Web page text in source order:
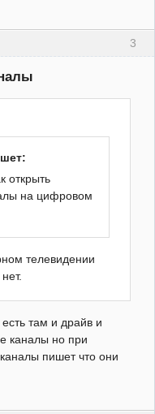
3
открыть
на цифровом
телевидении
там и драйв и
каналы но при
пишет что они